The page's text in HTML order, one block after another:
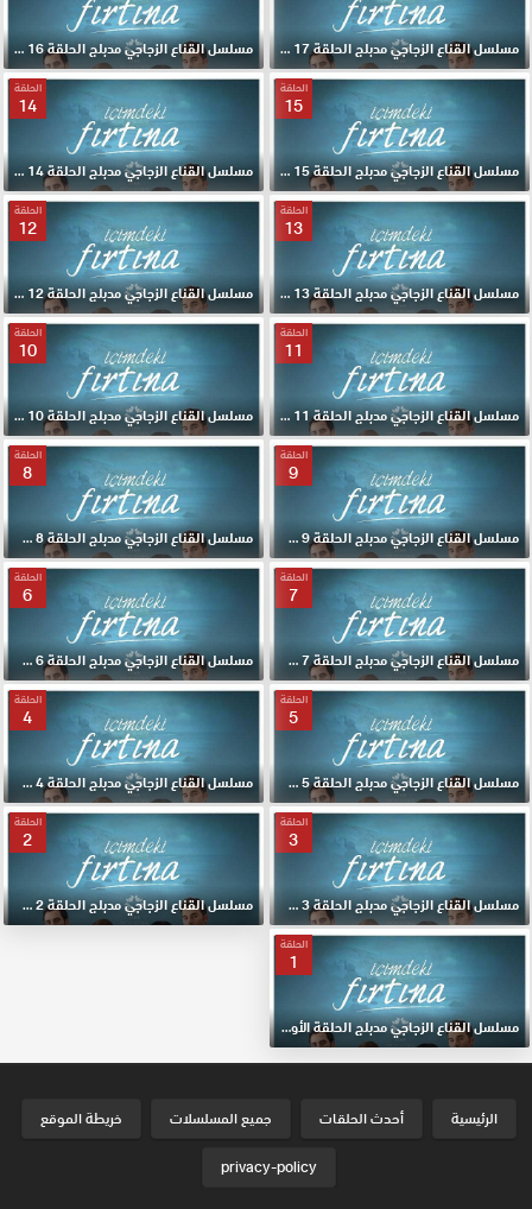
مسلسل القناع الزجاجي مدبلج الحلقة 17 HD مسلسل القناع الزجاجي مدبلج الحلقة 16 HD
الحلقة
15
مسلسل القناع الزجاجي مدبلج الحلقة 15 HD
الحلقة
14
مسلسل القناع الزجاجي مدبلج الحلقة 14 HD
الحلقة
13
مسلسل القناع الزجاجي مدبلج الحلقة 13 HD
الحلقة
12
مسلسل القناع الزجاجي مدبلج الحلقة 12 HD
الحلقة
11
مسلسل القناع الزجاجي مدبلج الحلقة 11 HD
الحلقة
10
مسلسل القناع الزجاجي مدبلج الحلقة 10 HD
الحلقة
9
مسلسل القناع الزجاجي مدبلج الحلقة 9 HD
الحلقة
8
مسلسل القناع الزجاجي مدبلج الحلقة 8 HD
الحلقة
7
مسلسل القناع الزجاجي مدبلج الحلقة 7 HD
الحلقة
6
مسلسل القناع الزجاجي مدبلج الحلقة 6 HD
الحلقة
5
مسلسل القناع الزجاجي مدبلج الحلقة 5 HD
الحلقة
4
مسلسل القناع الزجاجي مدبلج الحلقة 4 HD
الحلقة
3
مسلسل القناع الزجاجي مدبلج الحلقة 3 HD
الحلقة
2
مسلسل القناع الزجاجي مدبلج الحلقة 2 HD
الحلقة
1
مسلسل القناع الزجاجي مدبلج الحلقة الأولي 1 HD
الرئيسية أحدث الحلقات جميع المسلسلات
خريطة الموقع
privacy-policy